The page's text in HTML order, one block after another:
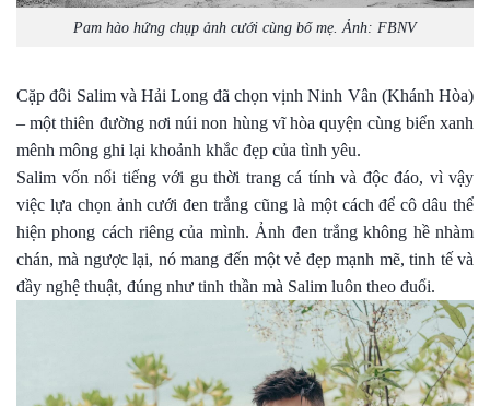
Pam hào hứng chụp ảnh cưới cùng bố mẹ. Ảnh: FBNV
Cặp đôi Salim và Hải Long đã chọn vịnh Ninh Vân (Khánh Hòa)
– một thiên đường nơi núi non hùng vĩ hòa quyện cùng biển xanh
mênh mông ghi lại khoảnh khắc đẹp của tình yêu.
Salim vốn nổi tiếng với gu thời trang cá tính và độc đáo, vì vậy
việc lựa chọn ảnh cưới đen trắng cũng là một cách để cô dâu thể
hiện phong cách riêng của mình. Ảnh đen trắng không hề nhàm
chán, mà ngược lại, nó mang đến một vẻ đẹp mạnh mẽ, tinh tế và
đầy nghệ thuật, đúng như tinh thần mà Salim luôn theo đuổi.